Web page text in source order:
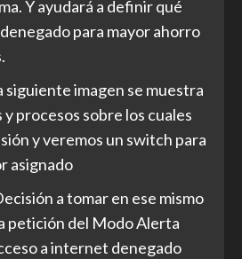
Y ayudará a definir qué
para mayor ahorro
siguiente imagen se muestra
procesos sobre los cuales
y veremos un switch para
asignado
a tomar en ese mismo
petición del Modo Alerta
a internet denegado